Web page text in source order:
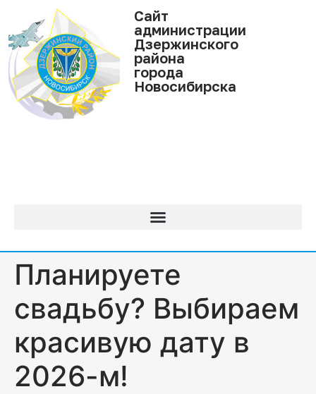
Cайт
администрации
Дзержинского
района
города
Новосибирска
Планируете
свадьбу? Выбираем
красивую дату в
2026-м!